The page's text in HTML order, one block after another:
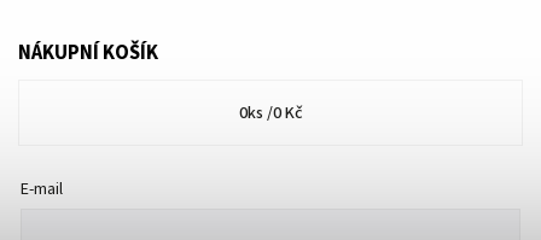
NÁKUPNÍ KOŠÍK
0ks /0 Kč
E-mail